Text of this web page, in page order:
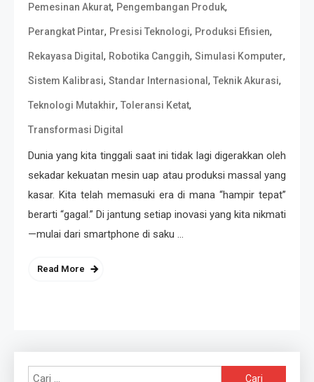
Pemesinan Akurat, Pengembangan Produk,
Perangkat Pintar, Presisi Teknologi, Produksi Efisien,
Rekayasa Digital , Robotika Canggih, Simulasi Komputer,
Sistem Kalibrasi, Standar Internasional , Teknik Akurasi,
Teknologi Mutakhir, Toleransi Ketat,
Transformasi Digital
Dunia yang kita tinggali saat ini tidak lagi digerakkan oleh
sekadar kekuatan mesin uap atau produksi massal yang
kasar. Kita telah memasuki era di mana “hampir tepat”
berarti “gagal.” Di jantung setiap inovasi yang kita nikmati
—mulai dari smartphone di saku …
Read More